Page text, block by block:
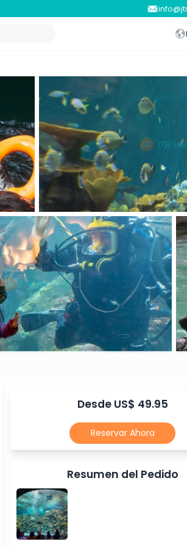
Desde US$ 49.95
Reservar Ahora
Resumen del Pedido